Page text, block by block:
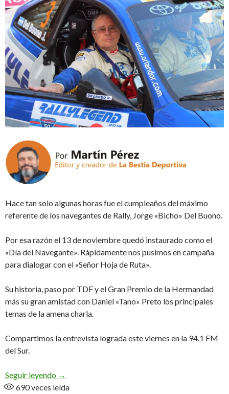
Hace tan solo algunas horas fue el cumpleaños del máximo
referente de los navegantes de Rally, Jorge «Bicho» Del Buono.
Por esa razón el 13 de noviembre quedó instaurado como el
«Día del Navegante». Rápidamente nos pusimos en campaña
para dialogar con el «Señor Hoja de Ruta».
Su historia, paso por TDF y el Gran Premio de la Hermandad
más su gran amistad con Daniel «Tano» Preto los principales
temas de la amena charla.
Compartimos la entrevista lograda este viernes en la 94.1 FM
del Sur.
Seguir leyendo Feliz día maestro! (Audio)
→
690veces leída